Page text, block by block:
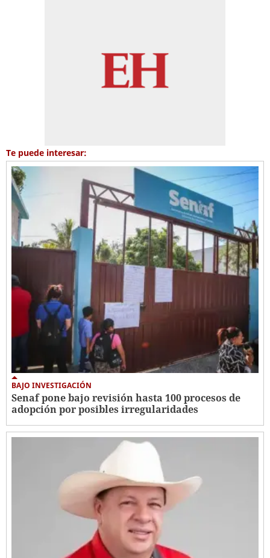
Te puede interesar:
BAJO INVESTIGACIÓN
Senaf pone bajo revisión hasta 100 procesos de
adopción por posibles irregularidades